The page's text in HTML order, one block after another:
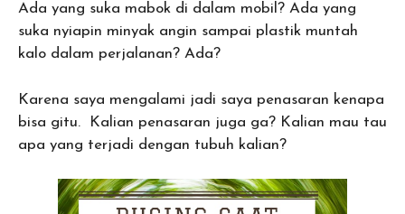
Ada yang suka mabok di dalam mobil? Ada yang
suka nyiapin minyak angin sampai plastik muntah
kalo dalam perjalanan? Ada?
Karena saya mengalami jadi saya penasaran kenapa
bisa gitu. Kalian penasaran juga ga? Kalian mau tau
apa yang terjadi dengan tubuh kalian?